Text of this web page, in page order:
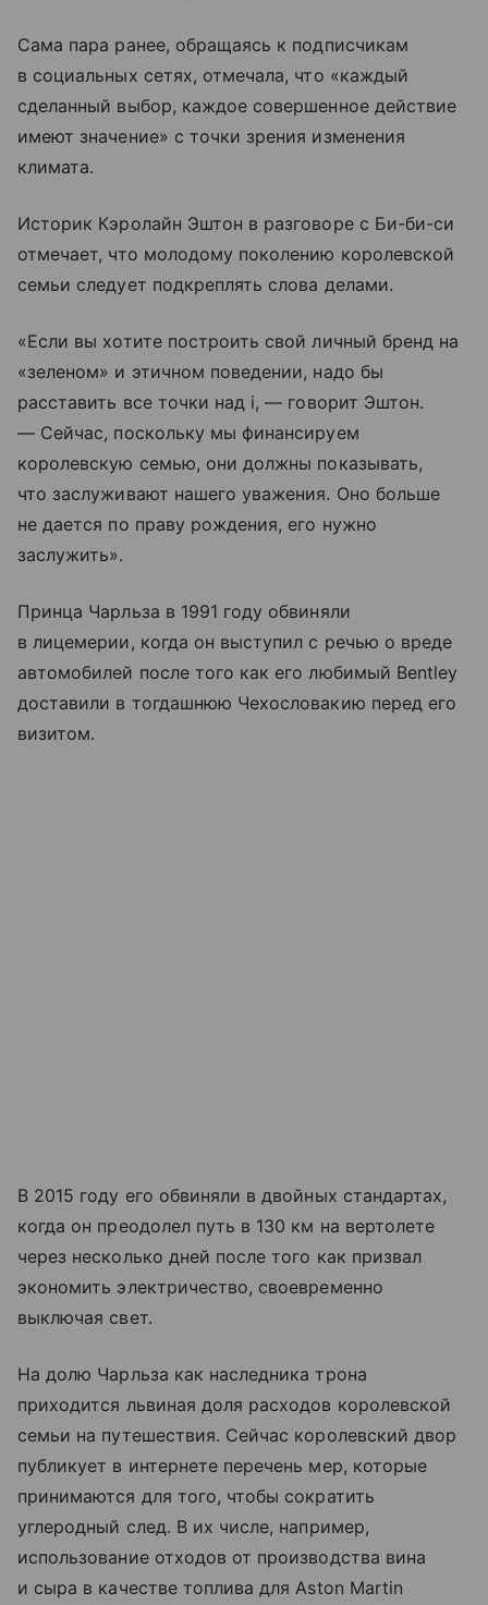
Сама пара ранее, обращаясь к подписчикам
в социальных сетях, отмечала, что «каждый
сделанный выбор, каждое совершенное действие
имеют значение» с точки зрения изменения
климата.
Историк Кэролайн Эштон в разговоре с Би-би-си
отмечает, что молодому поколению королевской
семьи следует подкреплять слова делами.
«Если вы хотите построить свой личный бренд на
«зеленом» и этичном поведении, надо бы
расставить все точки над i, — говорит Эштон.
— Сейчас, поскольку мы финансируем
королевскую семью, они должны показывать,
что заслуживают нашего уважения. Оно больше
не дается по праву рождения, его нужно
заслужить».
Принца Чарльза в 1991 году обвиняли
в лицемерии, когда он выступил с речью о вреде
автомобилей после того как его любимый Bentley
доставили в тогдашнюю Чехословакию перед его
визитом.
В 2015 году его обвиняли в двойных стандартах,
когда он преодолел путь в 130 км на вертолете
через несколько дней после того как призвал
экономить электричество, своевременно
выключая свет.
На долю Чарльза как наследника трона
приходится львиная доля расходов королевской
семьи на путешествия. Сейчас королевский двор
публикует в интернете перечень мер, которые
принимаются для того, чтобы сократить
углеродный след. В их числе, например,
использование отходов от производства вина
и сыра в качестве топлива для Aston Martin